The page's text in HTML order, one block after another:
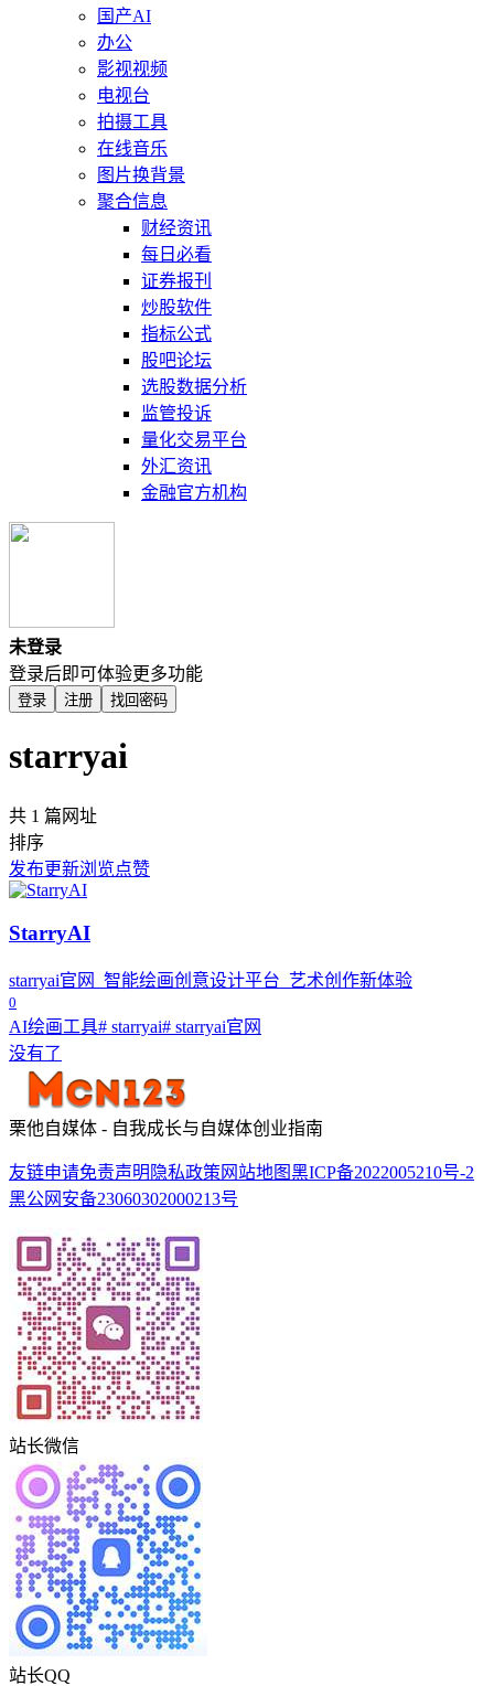
国产AI
办公
影视视频
电视台
拍摄工具
在线音乐
图片换背景
聚合信息
财经资讯
每日必看
证券报刊
炒股软件
指标公式
股吧论坛
选股数据分析
监管投诉
量化交易平台
外汇资讯
金融官方机构
未登录
登录后即可体验更多功能
登录 注册 找回密码
starryai
共 1 篇网址
排序
发布更新浏览点赞
StarryAI
starryai官网_智能绘画创意设计平台_艺术创作新体验
0
AI绘画工具# starryai# starryai官网
没有了
栗他自媒体 - 自我成长与自媒体创业指南
友链申请免责声明 隐私政策 网站地图黑ICP备2022005210号-2
黑公网安备23060302000213号
站长微信
站长QQ